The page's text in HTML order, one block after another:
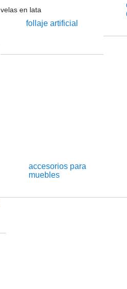
velas en lata
follaje artificial
accesorios para
muebles